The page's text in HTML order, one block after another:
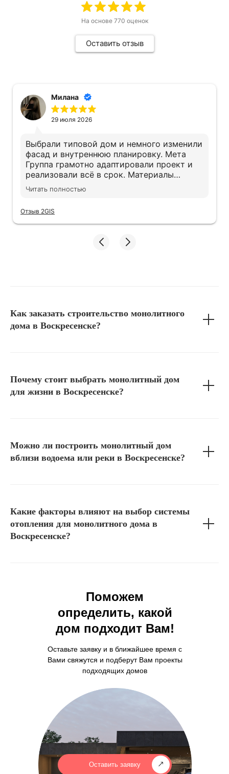
На основе 770 оценок
Оставить отзыв
Милана
29 июля 2026
Выбрали типовой дом и немного изменили
фасад и внутреннюю планировку. Мета
Группа грамотно адаптировали проект и
реализовали всё в срок. Материалы
действительно качественные, экономии не
Читать полностью
Отзыв 2GIS
Как заказать строительство монолитного
дома в Воскресенске?
Почему стоит выбрать монолитный дом
для жизни в Воскресенске?
Можно ли построить монолитный дом
вблизи водоема или реки в Воскресенске?
Какие факторы влияют на выбор системы
отопления для монолитного дома в
Воскресенске?
Оставить заявку
Поможем
определить, какой
дом подходит Вам!
Оставьте заявку и в ближайшее время с
Вами свяжутся и подберут Вам проекты
подходящих домов